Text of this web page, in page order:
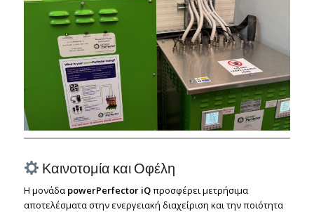
Καινοτομία και Οφέλη
Η μονάδα powerPerfector iQπροσφέρει μετρήσιμα
αποτελέσματα στην ενεργειακή διαχείριση και την ποιότητα